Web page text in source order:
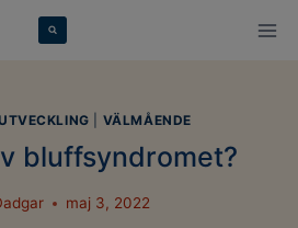
VÄLMÅENDE
bluffsyndromet?
maj 3, 2022
modal-check